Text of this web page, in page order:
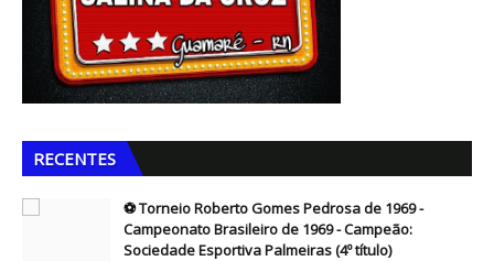
RECENTES
⚽ Torneio Roberto Gomes Pedrosa de 1969 -
Campeonato Brasileiro de 1969 - Campeão:
Sociedade Esportiva Palmeiras (4º título)